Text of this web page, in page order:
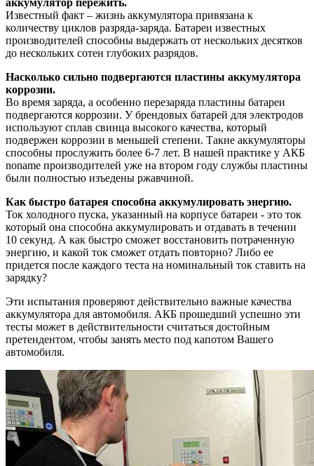
аккумулятор пережить.
Известный факт – жизнь аккумулятора привязана к
количеству циклов разряда-заряда. Батареи известных
производителей способны выдержать от нескольких десятков
до нескольких сотен глубоких разрядов.
Насколько сильно подвергаются пластины аккумулятора
коррозии.
Во время заряда, а особенно перезаряда пластины батареи
подвергаются коррозии. У брендовых батарей для электродов
используют сплав свинца высокого качества, который
подвержен коррозии в меньшей степени. Такие аккумуляторы
способны прослужить более 6-7 лет. В нашей практике у АКБ
noname производителей уже на втором году службы пластины
были полностью изъедены ржавчиной.
Как быстро батарея способна аккумулировать энергию.
Ток холодного пуска, указанный на корпусе батареи - это ток
который она способна аккумулировать и отдавать в течении
10 секунд. А как быстро сможет восстановить потраченную
энергию, и какой ток сможет отдать повторно? Либо ее
придется после каждого теста на номинальный ток ставить на
зарядку?
Эти испытания проверяют действительно важные качества
аккумулятора для автомобиля. АКБ прошедший успешно эти
тесты может в действительности считаться достойным
претендентом, чтобы занять место под капотом Вашего
автомобиля.